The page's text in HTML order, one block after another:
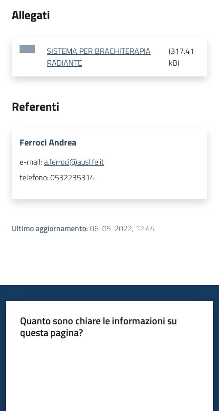
Allegati
SISTEMA PER BRACHITERAPIA
RADIANTE
(317.41
kB)
Referenti
Ferroci Andrea
e-mail:a.ferroci@ausl.fe.it
telefono:0532235314
Ultimo aggiornamento: 06-05-2022, 12:44
Quanto sono chiare le informazioni su
questa pagina?